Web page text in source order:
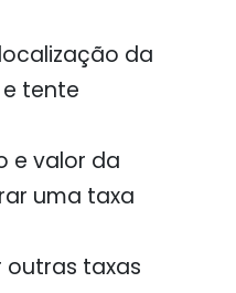
da
tente
e valor da
uma taxa
outras taxas